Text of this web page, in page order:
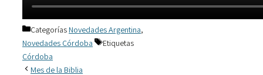
CategoríasNovedades Argentina,
Novedades Córdoba
Etiquetas
Córdoba
Mes de la Biblia